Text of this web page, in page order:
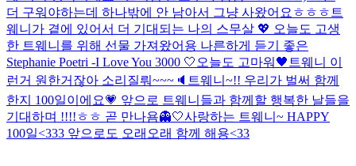
더 구워야하는데 하나밖에 안 남아서 그냥 사왔어요ㅎㅎㅎ 트
웨니가 곁에 있어서 더 기대되는 나의 스무살 💖 오늘도 고생
한 트웨니를 위해 선물 가져왔어용 나른하게 듣기 좋은
Stephanie Poetri -I Love You 3000 🤍 오늘도 고마워🖤 트웨니 이
런거 원한거잖아 소리질뤄~~~🔈 트웨니~!! 우리가 벌써 함께
한지 100일이에요💗 앞으로 트웨니들과 함께할 행복한 날들을
기대하며 !!!!ㅎㅎ 곧 만나욤👻🤍사랑하는 트웨니~ HAPPY
100일<333 앞으로도 오래오래 함께 해용<33